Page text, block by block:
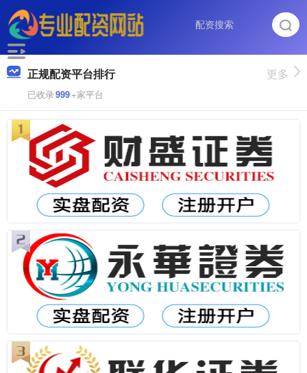
正规配资平台排行
已收录999+家平台
更多